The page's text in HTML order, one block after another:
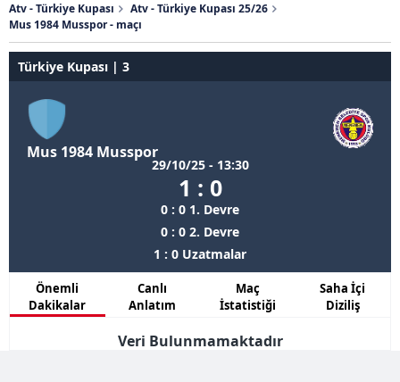
Atv - Türkiye Kupası
Atv - Türkiye Kupası 25/26
Mus 1984 Musspor - maçı
Türkiye Kupası | 3
Mus 1984 Musspor
29/10/25 - 13:30
1 : 0
0 : 0 1. Devre
0 : 0 2. Devre
1 : 0 Uzatmalar
Önemli
Dakikalar
Canlı
Anlatım
Maç
İstatistiği
Saha İçi
Diziliş
Veri Bulunmamaktadır